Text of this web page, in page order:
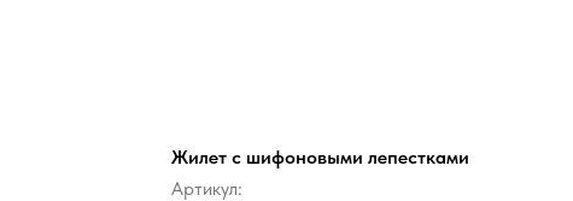
Жилет с шифоновыми лепестками
Артикул: